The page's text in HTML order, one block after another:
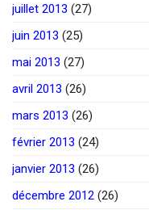
juillet 2013 (27)
juin 2013 (25)
mai 2013 (27)
avril 2013 (26)
mars 2013 (26)
février 2013 (24)
janvier 2013 (26)
décembre 2012 (26)